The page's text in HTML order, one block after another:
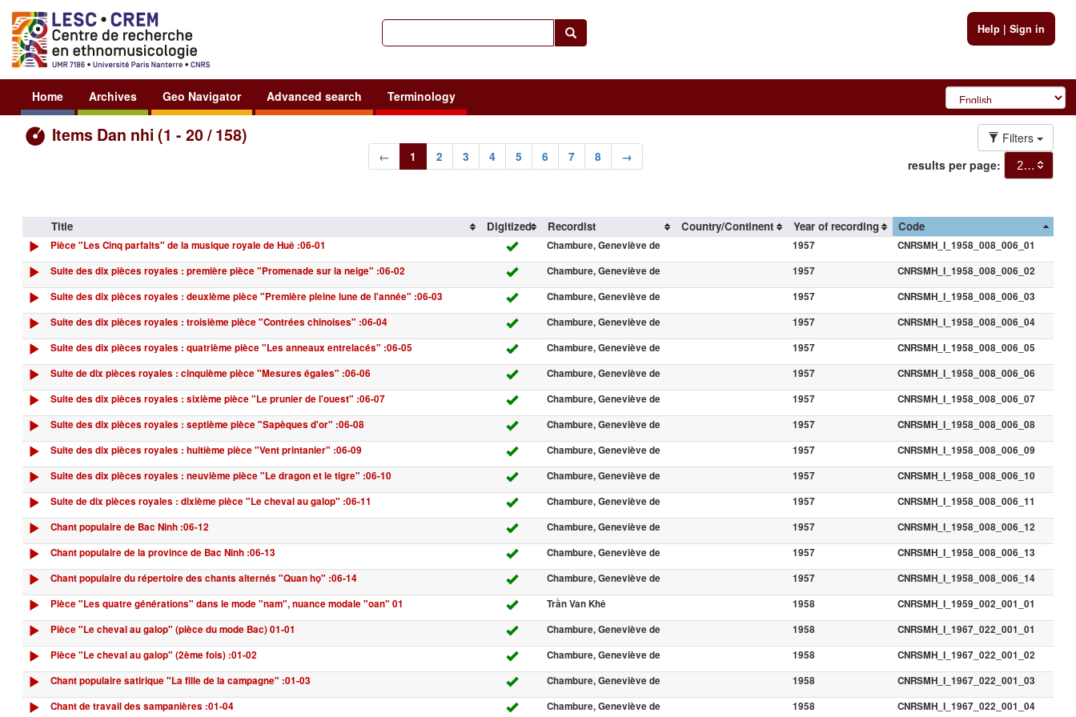
Help| Sign in
Home Archives Geo Navigator Advanced search Terminology
Items Dan nhi (1 - 20 / 158)
← 1 2 3 4 5 6 7 8 →
Filters
results per page:
20
Title Digitized Recordist Country/Continent Year of recording Code
Pièce "Les Cinq parfaits" de la musique royale de Huê :06-01 Chambure, Geneviève de 1957
CNRSMH_I_1958_008_006_01
Suite des dix pièces royales : première pièce "Promenade sur la neige" :06-02
Chambure, Geneviève de 1957
CNRSMH_I_1958_008_006_02
Suite des dix pièces royales : deuxième pièce "Première pleine lune de l'année" :06-03
Chambure, Geneviève de 1957
CNRSMH_I_1958_008_006_03
Suite des dix pièces royales : troisième pièce "Contrées chinoises" :06-04
Chambure, Geneviève de 1957
CNRSMH_I_1958_008_006_04
Suite des dix pièces royales : quatrième pièce "Les anneaux entrelacés" :06-05
Chambure, Geneviève de 1957
CNRSMH_I_1958_008_006_05
Suite de dix pièces royales : cinquième pièce "Mesures égales" :06-06
Chambure, Geneviève de 1957
CNRSMH_I_1958_008_006_06
Suite des dix pièces royales : sixième pièce "Le prunier de l'ouest" :06-07
Chambure, Geneviève de 1957
CNRSMH_I_1958_008_006_07
Suite des dix pièces royales : septième pièce "Sapèques d'or" :06-08
Chambure, Geneviève de 1957
CNRSMH_I_1958_008_006_08
Suite des dix pièces royales : huitième pièce "Vent printanier" :06-09
Chambure, Geneviève de 1957
CNRSMH_I_1958_008_006_09
Suite des dix pièces royales : neuvième pièce "Le dragon et le tigre" :06-10
Chambure, Geneviève de 1957
CNRSMH_I_1958_008_006_10
Suite de dix pièces royales : dixième pièce "Le cheval au galop" :06-11
Chambure, Geneviève de 1957
CNRSMH_I_1958_008_006_11
Chant populaire de Bac Ninh :06-12
Chambure, Geneviève de 1957
CNRSMH_I_1958_008_006_12
Chant populaire de la province de Bac Ninh :06-13
Chambure, Geneviève de 1957
CNRSMH_I_1958_008_006_13
Chant populaire du répertoire des chants alternés "Quan họ" :06-14
Chambure, Geneviève de 1957
CNRSMH_I_1958_008_006_14
Pièce "Les quatre générations" dans le mode "nam", nuance modale "oan" 01
Trần Van Khê 1958
CNRSMH_I_1959_002_001_01
Pièce "Le cheval au galop" (pièce du mode Bac) 01-01
Chambure, Geneviève de 1958
CNRSMH_I_1967_022_001_01
Pièce "Le cheval au galop" (2ème fois) :01-02
Chambure, Geneviève de 1958
CNRSMH_I_1967_022_001_02
Chant populaire satirique "La fille de la campagne" :01-03
Chambure, Geneviève de 1958
CNRSMH_I_1967_022_001_03
Chant de travail des sampanières :01-04
Chambure, Geneviève de 1958 CNRSMH_I_1967_022_001_04